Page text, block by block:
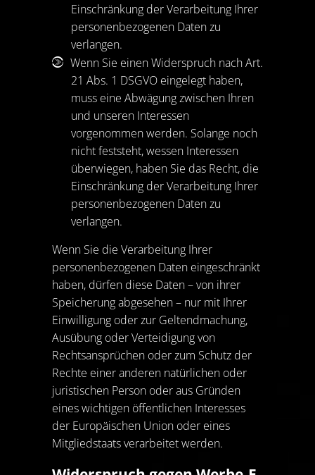
Einschränkung der Verarbeitung Ihrer
personenbezogenen Daten zu
verlangen.
Wenn Sie einen Widerspruch nach Art.
21 Abs. 1 DSGVO eingelegt haben,
muss eine Abwägung zwischen Ihren
und unseren Interessen
vorgenommen werden. Solange noch
nicht feststeht, wessen Interessen
überwiegen, haben Sie das Recht, die
Einschränkung der Verarbeitung Ihrer
personenbezogenen Daten zu
verlangen.
Wenn Sie die Verarbeitung Ihrer
personenbezogenen Daten eingeschränkt
haben, dürfen diese Daten – von ihrer
Speicherung abgesehen – nur mit Ihrer
Einwilligung oder zur Geltendmachung,
Ausübung oder Verteidigung von
Rechtsansprüchen oder zum Schutz der
Rechte einer anderen natürlichen oder
juristischen Person oder aus Gründen
eines wichtigen öffentlichen Interesses
der Europäischen Union oder eines
Mitgliedstaats verarbeitet werden.